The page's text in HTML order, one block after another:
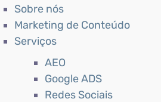
Sobre nós
Marketing de Conteúdo
Serviços
AEO
Google ADS
Redes Sociais